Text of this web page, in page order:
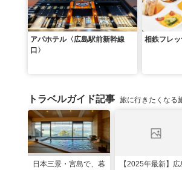
アパホテル〈広島駅前新幹線
口〉
相鉄フレ
トラベルガイド記事 旅に行きたくなる
日本三景・宮島で、暮
【2025年最新】広